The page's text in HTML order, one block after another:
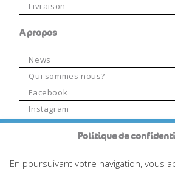
Livraison
A propos
News
Qui sommes nous?
Facebook
Instagram
LinkedIn
Politique de
En poursuivant votre navigation, vous
La boutique en ligne de Vent Des
professionnels. N'hésitez pas à nous